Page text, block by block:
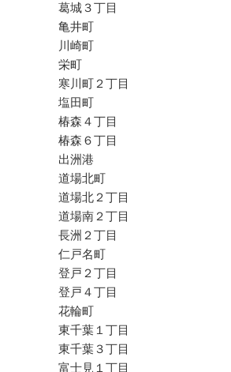
葛城３丁目
亀井町
川崎町
栄町
寒川町２丁目
塩田町
椿森４丁目
椿森６丁目
出洲港
道場北町
道場北２丁目
道場南２丁目
長洲２丁目
仁戸名町
登戸２丁目
登戸４丁目
花輪町
東千葉１丁目
東千葉３丁目
富士見１丁目